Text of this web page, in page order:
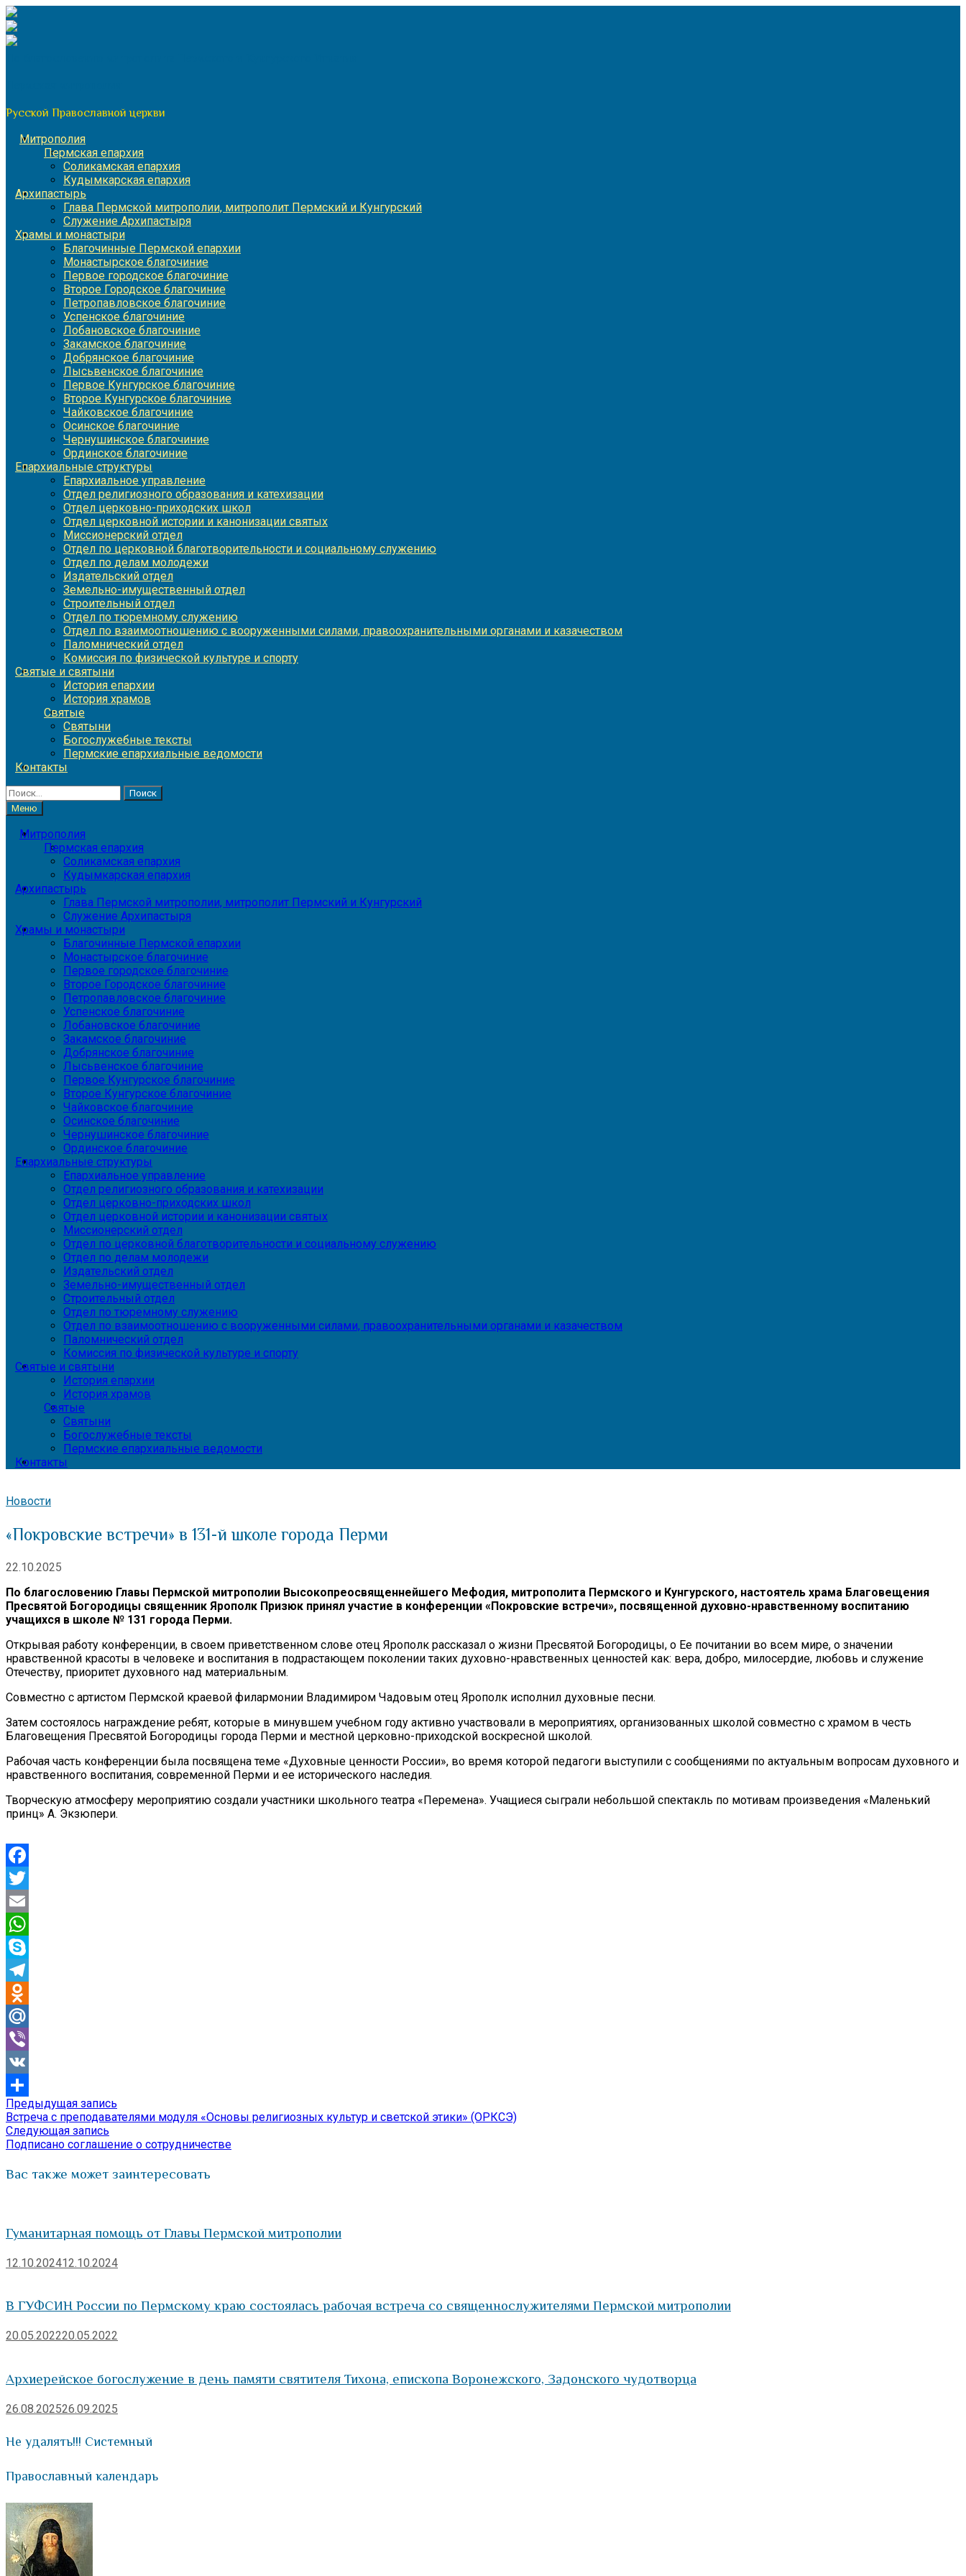
Перейти
к
содержимому
Русской Православной церкви
Митрополия
Пермская епархия
Соликамская епархия
Кудымкарская епархия
Архипастырь
Глава Пермской митрополии, митрополит Пермский и Кунгурский
Служение Архипастыря
Храмы и монастыри
Благочинные Пермской епархии
Монастырское благочиние
Первое городское благочиние
Второе Городское благочиние
Петропавловское благочиние
Успенское благочиние
Лобановское благочиние
Закамское благочиние
Добрянское благочиние
Лысьвенское благочиние
Первое Кунгурское благочиние
Второе Кунгурское благочиние
Чайковское благочиние
Осинское благочиние
Чернушинское благочиние
Ординское благочиние
Епархиальные структуры
Епархиальное управление
Отдел религиозного образования и катехизации
Отдел церковно-приходских школ
Отдел церковной истории и канонизации святых
Миссионерский отдел
Отдел по церковной благотворительности и социальному служению
Отдел по делам молодежи
Издательский отдел
Земельно-имущественный отдел
Строительный отдел
Отдел по тюремному служению
Отдел по взаимоотношению с вооруженными силами, правоохранительными органами и казачеством
Паломнический отдел
Комиссия по физической культуре и спорту
Святые и святыни
История епархии
История храмов
Святые
Святыни
Богослужебные тексты
Пермские епархиальные ведомости
Контакты
Найти:
Меню
Митрополия
Пермская епархия
Соликамская епархия
Кудымкарская епархия
Архипастырь
Глава Пермской митрополии, митрополит Пермский и Кунгурский
Служение Архипастыря
Храмы и монастыри
Благочинные Пермской епархии
Монастырское благочиние
Первое городское благочиние
Второе Городское благочиние
Петропавловское благочиние
Успенское благочиние
Лобановское благочиние
Закамское благочиние
Добрянское благочиние
Лысьвенское благочиние
Первое Кунгурское благочиние
Второе Кунгурское благочиние
Чайковское благочиние
Осинское благочиние
Чернушинское благочиние
Ординское благочиние
Епархиальные структуры
Епархиальное управление
Отдел религиозного образования и катехизации
Отдел церковно-приходских школ
Отдел церковной истории и канонизации святых
Миссионерский отдел
Отдел по церковной благотворительности и социальному служению
Отдел по делам молодежи
Издательский отдел
Земельно-имущественный отдел
Строительный отдел
Отдел по тюремному служению
Отдел по взаимоотношению с вооруженными силами, правоохранительными органами и казачеством
Паломнический отдел
Комиссия по физической культуре и спорту
Святые и святыни
История епархии
История храмов
Святые
Святыни
Богослужебные тексты
Пермские епархиальные ведомости
Контакты
Новости
«Покровские встречи» в 131-й школе города Перми
22.10.2025
По благословению Главы Пермской митрополии Высокопреосвященнейшего Мефодия, митрополита Пермского и Кунгурского, настоятель храма Благовещения
Пресвятой Богородицы священник Ярополк Призюк принял участие в конференции «Покровские встречи», посвященной духовно-нравственному воспитанию
учащихся в школе № 131 города Перми.
Открывая работу конференции, в своем приветственном слове отец Ярополк рассказал о жизни Пресвятой Богородицы, о Ее почитании во всем мире, о значении
нравственной красоты в человеке и воспитания в подрастающем поколении таких духовно-нравственных ценностей как: вера, добро, милосердие, любовь и служение
Отечеству, приоритет духовного над материальным.
Совместно с артистом Пермской краевой филармонии Владимиром Чадовым отец Ярополк исполнил духовные песни.
Затем состоялось награждение ребят, которые в минувшем учебном году активно участвовали в мероприятиях, организованных школой совместно с храмом в честь
Благовещения Пресвятой Богородицы города Перми и местной церковно-приходской воскресной школой.
Рабочая часть конференции была посвящена теме «Духовные ценности России», во время которой педагоги выступили с сообщениями по актуальным вопросам духовного и
нравственного воспитания, современной Перми и ее исторического наследия.
Творческую атмосферу мероприятию создали участники школьного театра «Перемена». Учащиеся сыграли небольшой спектакль по мотивам произведения «Маленький
принц» А. Экзюпери.
Facebook
Twitter
Email
WhatsApp
Skype
Telegram
Odnoklassniki
Mail.Ru
Viber
VK
Отправить
Навигация
по
записям
Предыдущая запись
запись:
Встреча с преподавателями модуля «Основы религиозных культур и светской этики» (ОРКСЭ)
Следующая запись
запись:
Подписано соглашение о сотрудничестве
Вас также может заинтересовать
Гуманитарная помощь от Главы Пермской митрополии
12.10.202412.10.2024
В ГУФСИН России по Пермскому краю состоялась рабочая встреча со священнослужителями Пермской митрополии
20.05.202220.05.2022
Архиерейское богослужение в день памяти святителя Тихона, епископа Воронежского, Задонского чудотворца
26.08.202526.09.2025
Не удалять!!! Системный
Православный календарь